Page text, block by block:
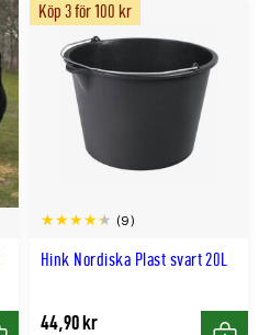
Hink Nordiska Plast svart 20L
(9)
Köp 3 för 100 kr
44,90 kr